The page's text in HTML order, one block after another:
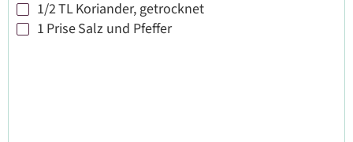
▢
1/2TLKoriander, getrocknet
▢
1 PriseSalz und Pfeffer